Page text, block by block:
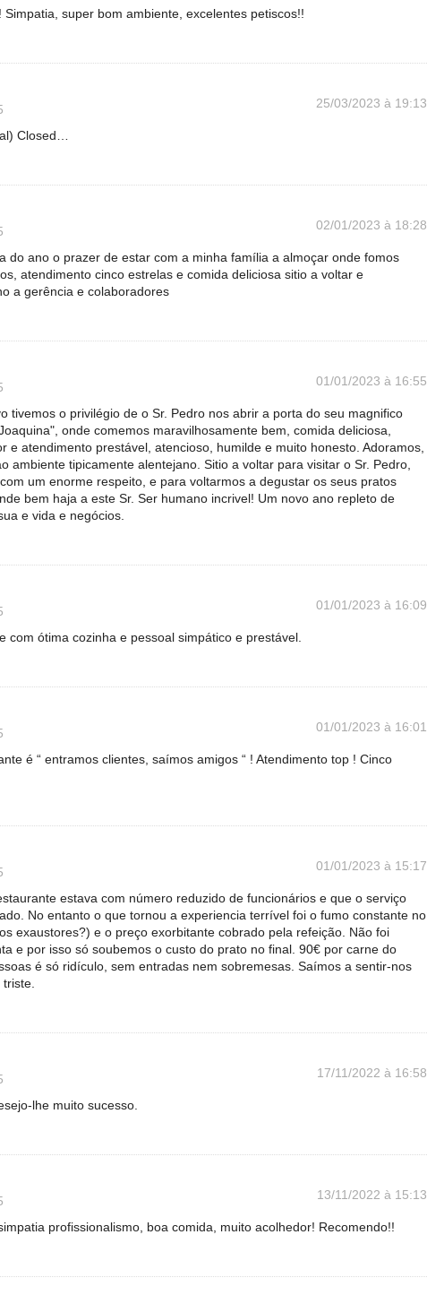
Simpatia, super bom ambiente, excelentes petiscos!!
25/03/2023 à 19:13
Closed…
02/01/2023 à 18:28
do ano o prazer de estar com a minha família a almoçar onde fomos
atendimento cinco estrelas e comida deliciosa sitio a voltar e
a gerência e colaboradores
01/01/2023 à 16:55
tivemos o privilégio de o Sr. Pedro nos abrir a porta do seu magnifico
onde comemos maravilhosamente bem, comida deliciosa,
e atendimento prestável, atencioso, humilde e muito honesto. Adoramos,
ambiente tipicamente alentejano. Sitio a voltar para visitar o Sr. Pedro,
um enorme respeito, e para voltarmos a degustar os seus pratos
bem haja a este Sr. Ser humano incrivel! Um novo ano repleto de
e vida e negócios.
01/01/2023 à 16:09
com ótima cozinha e pessoal simpático e prestável.
01/01/2023 à 16:01
é “ entramos clientes, saímos amigos “ ! Atendimento top ! Cinco
01/01/2023 à 15:17
estava com número reduzido de funcionários e que o serviço
No entanto o que tornou a experiencia terrível foi o fumo constante no
exaustores?) e o preço exorbitante cobrado pela refeição. Não foi
e por isso só soubemos o custo do prato no final. 90€ por carne do
é só ridículo, sem entradas nem sobremesas. Saímos a sentir-nos
17/11/2022 à 16:58
lhe muito sucesso.
13/11/2022 à 15:13
profissionalismo, boa comida, muito acolhedor! Recomendo!!